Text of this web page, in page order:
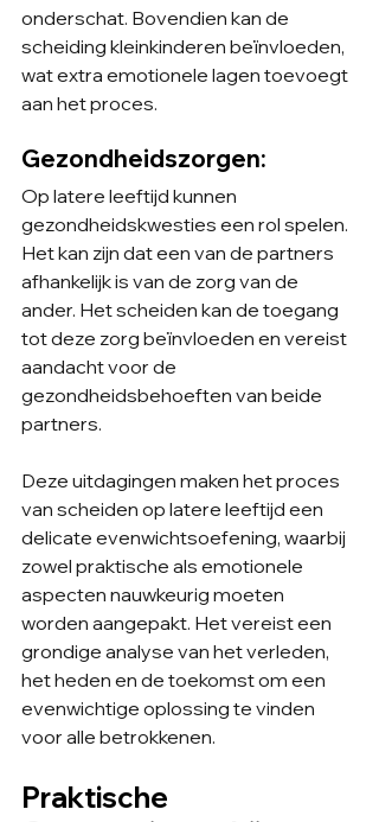
onderschat. Bovendien kan de
scheiding kleinkinderen beïnvloeden,
wat extra emotionele lagen toevoegt
aan het proces.
Gezondheidszorgen:
Op latere leeftijd kunnen
gezondheidskwesties een rol spelen.
Het kan zijn dat een van de partners
afhankelijk is van de zorg van de
ander. Het scheiden kan de toegang
tot deze zorg beïnvloeden en vereist
aandacht voor de
gezondheidsbehoeften van beide
partners.
Deze uitdagingen maken het proces
van scheiden op latere leeftijd een
delicate evenwichtsoefening, waarbij
zowel praktische als emotionele
aspecten nauwkeurig moeten
worden aangepakt. Het vereist een
grondige analyse van het verleden,
het heden en de toekomst om een
evenwichtige oplossing te vinden
voor alle betrokkenen.
Praktische